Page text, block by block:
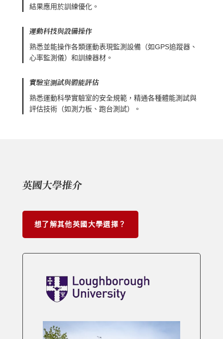
結果應用於訓練優化。
運動科技與設備操作
熟悉並能操作各類運動表現監測設備（如GPS追蹤器、
心率監測儀）和訓練器材。
實驗室測試與體能評估
熟悉運動科學實驗室的安全規範，精通各種體能測試與
評估技術（如測力板、跑台測試）。
英國大學推介
想了解其他英國大學選擇？